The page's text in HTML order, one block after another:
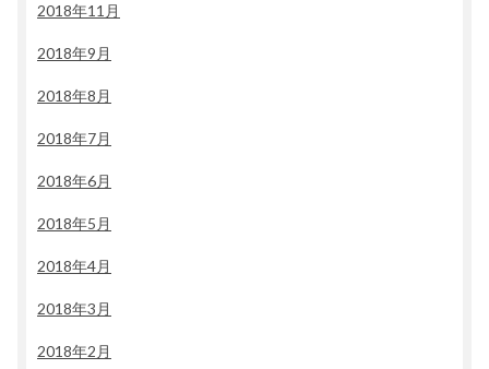
2018年11月
2018年9月
2018年8月
2018年7月
2018年6月
2018年5月
2018年4月
2018年3月
2018年2月